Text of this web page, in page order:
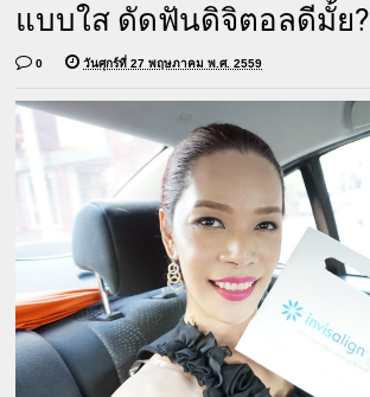
แบบใส ดัดฟันดิจิตอลดีมั้ย?
0 วันศุกร์ที่ 27 พฤษภาคม พ.ศ. 2559